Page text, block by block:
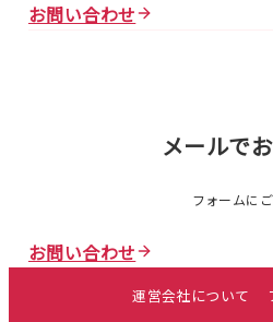
お問い合わせ
メールで
フォームに
お問い合わせ
運営会社について